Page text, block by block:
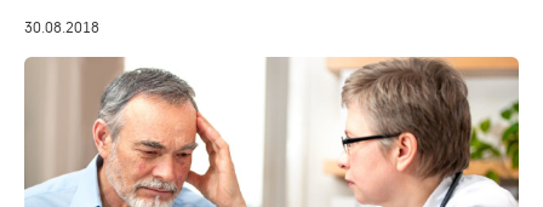
30.08.2018